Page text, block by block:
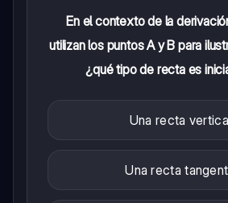
En el contexto de la
utilizan los puntos A y B para
¿qué tipo de recta es
Una recta
Una recta